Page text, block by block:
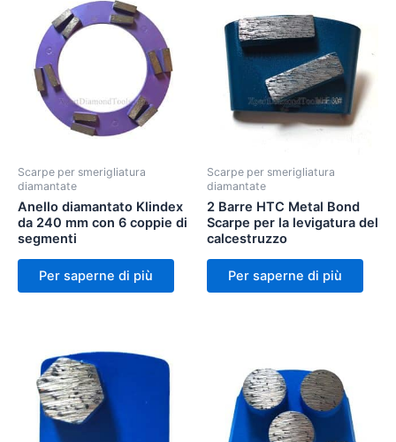
Scarpe per smerigliatura
diamantate
Anello diamantato Klindex
da 240 mm con 6 coppie di
segmenti
Per saperne di più
Scarpe per smerigliatura
diamantate
2 Barre HTC Metal Bond
Scarpe per la levigatura del
calcestruzzo
Per saperne di più